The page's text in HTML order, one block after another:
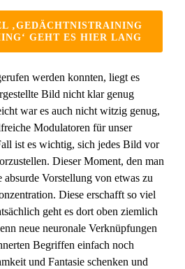
‚GEDÄCHTNISTRAINING
GEHT ES HIER LANG
werden konnten, liegt es
Bild nicht klar genug
war es auch nicht witzig genug,
Modulatoren für unser
ist es wichtig, sich jedes Bild vor
Dieser Moment, den man
Vorstellung von etwas zu
Diese erschafft so viel
geht es dort oben ziemlich
neue neuronale Verknüpfungen
Begriffen einfach noch
und Fantasie schenken und